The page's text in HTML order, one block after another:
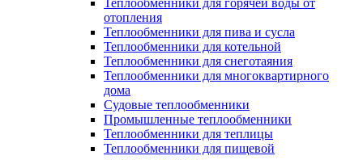
Теплообменники для горячей воды от
отопления
Теплообменники для пива и сусла
Теплообменники для котельной
Теплообменники для снеготаяния
Теплообменники для многоквартирного
дома
Судовые теплообменники
Промышленные теплообменники
Теплообменники для теплицы
Теплообменники для пищевой